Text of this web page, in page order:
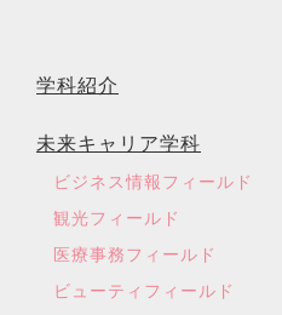
学科紹介
未来キャリア学科
ビジネス情報フィールド
観光フィールド
医療事務フィールド
ビューティフィールド